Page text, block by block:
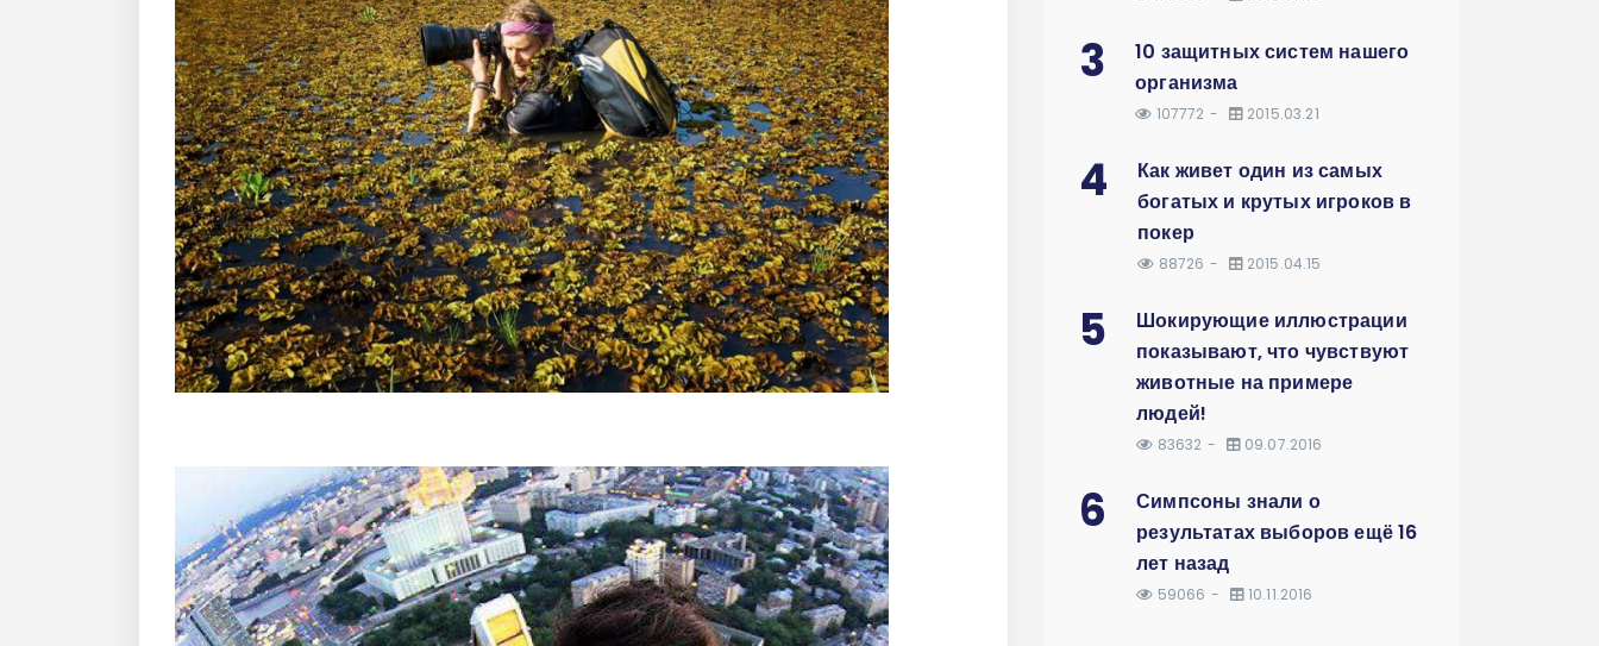
3
10 защитных систем нашего
организма
107772 2015.03.21
4
Как живет один из самых
богатых и крутых игроков в
покер
88726 2015.04.15
5
Шокирующие иллюстрации
показывают, что чувствуют
животные на примере
людей!
83632 09.07.2016
6
Симпсоны знали о
результатах выборов ещё 16
лет назад
59066 10.11.2016